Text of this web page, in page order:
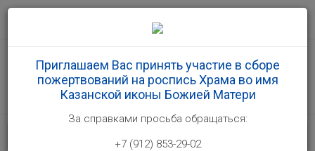
Главная
События
В Великую субботу на подворье прошло освящение
пасхальной снеди
Приглашаем Вас принять участие в сборе
пожертвований на роспись Храма во имя
Казанской иконы Божией Матери
За справками проcьба обращаться:
+7 (912) 853-29-02